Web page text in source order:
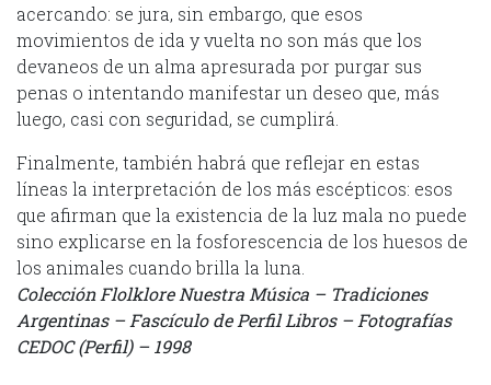
acercando: se jura, sin embargo, que esos
movimientos de ida y vuelta no son más que los
devaneos de un alma apresurada por purgar sus
penas o intentando manifestar un deseo que, más
luego, casi con seguridad, se cumplirá.
Finalmente, también habrá que reflejar en estas
líneas la interpretación de los más escépticos: esos
que afirman que la existencia de la luz mala no puede
sino explicarse en la fosforescencia de los huesos de
los animales cuando brilla la luna.
Colección Flolklore Nuestra Música – Tradiciones
Argentinas – Fascículo de Perfil Libros – Fotografías
CEDOC (Perfil) – 1998